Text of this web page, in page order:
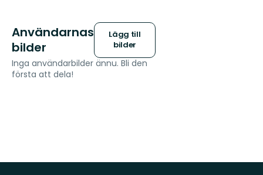
Användarnas
bilder
Lägg till
bilder
Inga användarbilder ännu. Bli den
första att dela!